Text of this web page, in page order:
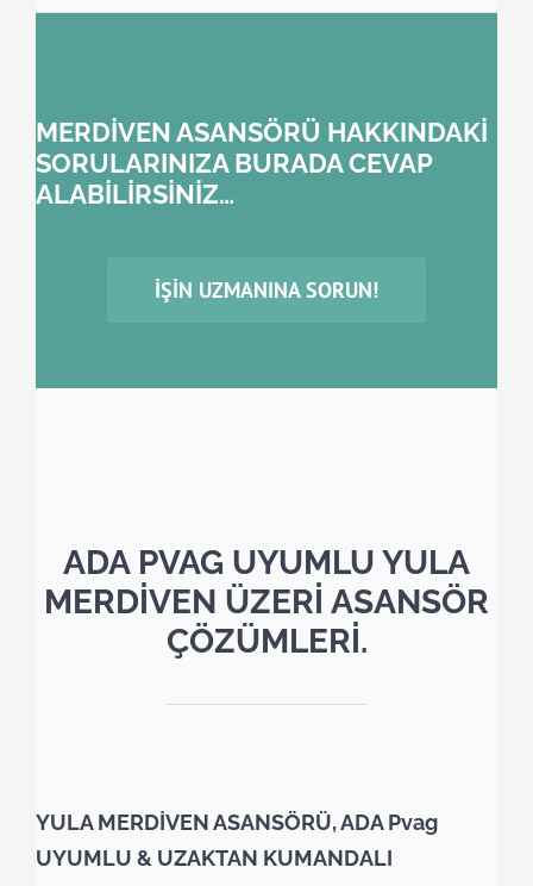
MERDİVEN ASANSÖRÜ HAKKINDAKİ
SORULARINIZA BURADA CEVAP
ALABİLİRSİNİZ…
İŞIN UZMANINA SORUN!
ADA PVAG UYUMLU YULA
MERDİVEN ÜZERİ ASANSÖR
ÇÖZÜMLERİ.
YULA MERDİVEN ASANSÖRÜ, ADA Pvag
UYUMLU & UZAKTAN KUMANDALI